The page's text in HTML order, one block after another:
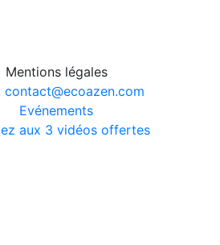
Mentions légales
contact@ecoazen.com
Evénements
aux 3 vidéos offertes